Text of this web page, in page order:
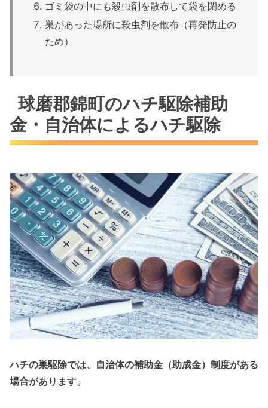
ゴミ袋の中にも殺虫剤を散布して袋を閉める
巣があった場所に殺虫剤を散布（再発防止の
ため）
球磨郡錦町のハチ駆除補助
金・自治体によるハチ駆除
ハチの巣駆除では、自治体の補助金（助成金）制度がある
場合があります。